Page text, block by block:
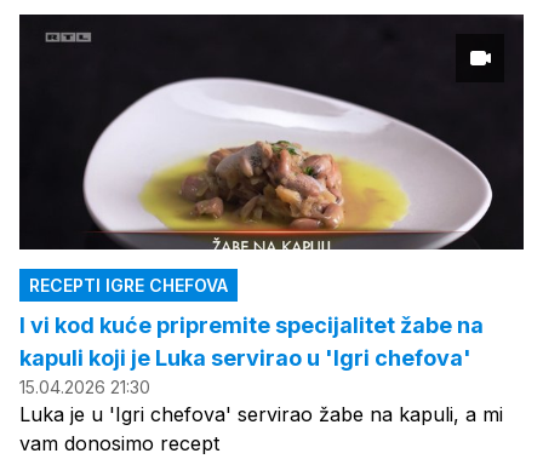
RECEPTI IGRE CHEFOVA
I vi kod kuće pripremite specijalitet žabe na
kapuli koji je Luka servirao u 'Igri chefova'
15.04.2026 21:30
Luka je u 'Igri chefova' servirao žabe na kapuli, a mi
vam donosimo recept